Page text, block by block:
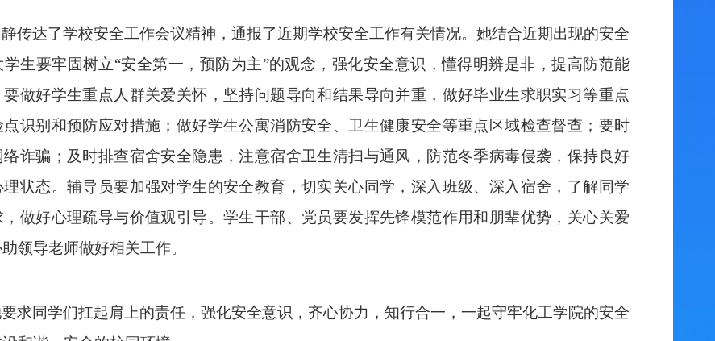
传达了学校安全工作会议精神，通报了近期学校安全工作有关情况。她结合近期出现的安全
生要牢固树立“安全第一，预防为主”的观念，强化安全意识，懂得明辨是非，提高防范能
做好学生重点人群关爱关怀，坚持问题导向和结果导向并重，做好毕业生求职实习等重点
点识别和预防应对措施；做好学生公寓消防安全、卫生健康安全等重点区域检查督查；要时
诈骗；及时排查宿舍安全隐患，注意宿舍卫生清扫与通风，防范冬季病毒侵袭，保持良好
状态。辅导员要加强对学生的安全教育，切实关心同学，深入班级、深入宿舍，了解同学
做好心理疏导与价值观引导。学生干部、党员要发挥先锋模范作用和朋辈优势，关心关爱
领导老师做好相关工作。
求同学们扛起肩上的责任，强化安全意识，齐心协力，知行合一，一起守牢化工学院的安全